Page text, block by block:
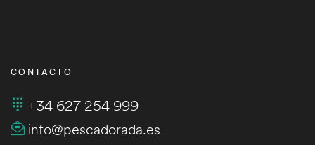
CONTACTO
+34 627 254 999
info@pescadorada.es